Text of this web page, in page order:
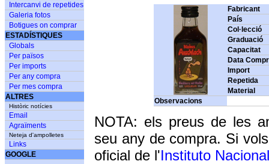
Intercanvi de repetides
Galeria fotos
Botigues on comprar
ESTADÍSTIQUES
Globals
Per països
Per imports
Per any compra
Per mes compra
ALTRES
Històric notícies
Email
Agraïments
Neteja d'ampolletes
Links
GOOGLE
Fabricant
País
Col·lecció
Graduació
Capacitat
Data
Import
Repetida
Material
Observacions
NOTA: els preus de les
seu any de compra. Si
oficial de l'Instituto